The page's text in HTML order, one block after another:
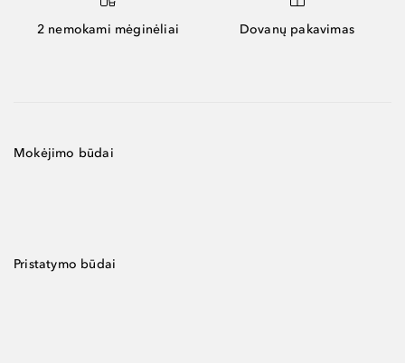
2 nemokami mėginėliai Dovanų pakavimas
Mokėjimo būdai
Pristatymo būdai